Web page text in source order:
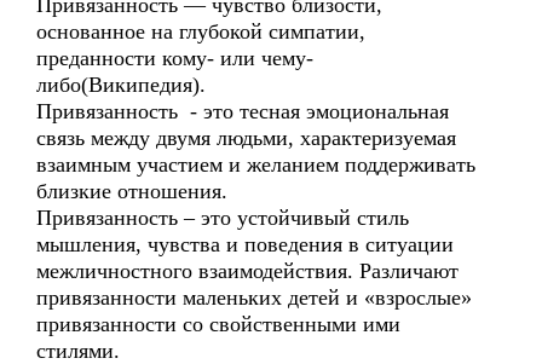
Привязанность — чувство близости,
основанное на глубокой симпатии,
преданности кому- или чему-
либо(Википедия).
Привязанность - это тесная эмоциональная
связь между двумя людьми, характеризуемая
взаимным участием и желанием поддерживать
близкие отношения.
Привязанность – это устойчивый стиль
мышления, чувства и поведения в ситуации
межличностного взаимодействия. Различают
привязанности маленьких детей и «взрослые»
привязанности со свойственными ими
стилями.